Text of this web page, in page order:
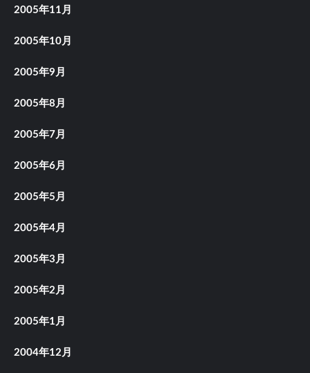
2005年11月
2005年10月
2005年9月
2005年8月
2005年7月
2005年6月
2005年5月
2005年4月
2005年3月
2005年2月
2005年1月
2004年12月